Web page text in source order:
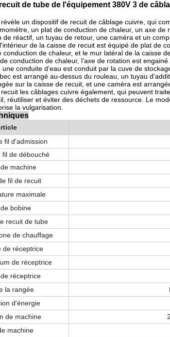
de tube de l'équipement 380V 3 de
un dispositif de recuit de câblage cuivre, qui
un plat de conduction de chaleur, un axe
de réactif, un tuyau de retour, une caméra et un
de la caisse de recuit est équipé de plat de
conduction de chaleur, et le mur latéral de la caisse
conduction de chaleur, l'axe de rotation est
une conduite d'eau est conduit par la cuve de
est arrangé au-dessus du rouleau, un tuyau
sur la caisse de recuit, et une caméra est
les câblages cuivre également, qui peuvent
réutiliser et éviter des déchets de ressource. Le
la vulgarisation.
fil d'admission
fil de débouché
machine
fil de recuit
maximale
bobine
recuit de tube
de chauffage
de réceptrice
de réceptrice
réceptrice
la rangée
d'énergie
de machine
machine